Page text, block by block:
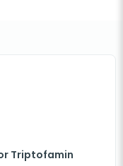
Triptofamin